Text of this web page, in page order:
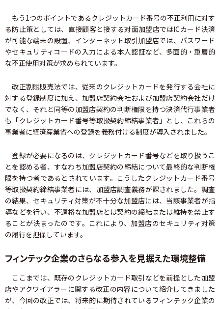
もう1つのポイントであるクレジットカード番号の不正利用に対す
る防止策としては、直接顧客と接する対面加盟店ではICカード決済
が可能な端末の設置、インターネット取引加盟店では、パスワード
やセキュリティコードの入力による本人認証など、多面的・重層的
な不正使用対策が求められています。
改正割賦販売法では、従来のクレジットカードを発行する会社に
対する登録制度に加え、加盟店契約会社および加盟店契約会社だけ
でなく、それと同等の加盟店契約の判断権限を持つ決済代行事業者
も「クレジットカード番号等取扱契約締結事業者」とし、これらの
事業者に経済産業省への登録を義務付ける制度が導入されました。
登録が必要になるのは、クレジットカード番号などを取り扱うこ
とを認める者、すなわち加盟店契約の締結について最終的な判断権
限を持つ者であるとされています。こうしたクレジットカード番号
等取扱契約締結事業者には、加盟店調査義務が課されました。調査
の結果、セキュリティ対策が不十分な加盟店には、当該事業者が指
導などを行い、不適格な加盟店とは契約の締結または維持を禁止す
ることが決まったのです。これにより、加盟店のセキュリティ対策
の履行を担保しています。
フィンテック企業のさらなる参入を見据えた環境整備
ここまでは、既存のクレジットカード取引などを前提とした加盟
店やアクワイアラーに関する改正の内容について紹介してきました
が、今回の改正では、将来的に期待されているフィンテック企業の